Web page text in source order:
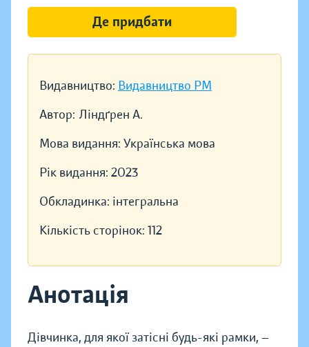
Видавництво: Видавництво РМ
Автор: Ліндґрен А.
Мова видання: Українська мова
Рік видання: 2023
Обкладинка: інтегральна
Кількість сторінок: 112
Анотація
Дівчинка, для якої затісні будь-які рамки, —
Де придбати